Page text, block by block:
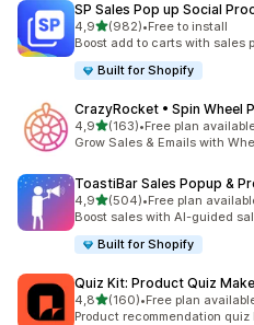
SP Sales Pop up Social
4,9z 5 hvězd
(982)
Celkový počet recenzí: 982
•Free to install
Boost add to carts with sales
Built for Shopify
CrazyRocket • Spin Wheel
4,9z 5 hvězd
(163)
Celkový počet recenzí: 163
•Free plan
Grow Sales & Emails with
ToastiBar Sales Popup &
4,9z 5 hvězd
(504)
Celkový počet recenzí: 504
•Free plan
Boost sales with AI-guided
Built for Shopify
Quiz Kit: Product Quiz
4,8z 5 hvězd
(160)
Celkový počet recenzí: 160
•Free plan
Product recommendation